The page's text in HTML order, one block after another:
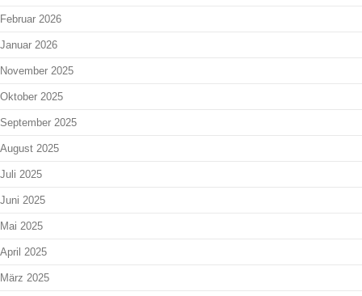
Februar 2026
Januar 2026
November 2025
Oktober 2025
September 2025
August 2025
Juli 2025
Juni 2025
Mai 2025
April 2025
März 2025